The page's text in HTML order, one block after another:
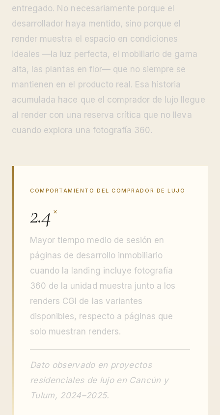
entregado. No necesariamente porque el
desarrollador haya mentido, sino porque el
render muestra el espacio en condiciones
ideales —la luz perfecta, el mobiliario de gama
alta, las plantas en flor— que no siempre se
mantienen en el producto real. Esa historia
acumulada hace que el comprador de lujo llegue
al render con una reserva crítica que no lleva
cuando explora una fotografía 360.
COMPORTAMIENTO DEL COMPRADOR DE LUJO
2.4 ×
Mayor tiempo medio de sesión en
páginas de desarrollo inmobiliario
cuando la landing incluye fotografía
360 de la unidad muestra junto a los
renders CGI de las variantes
disponibles, respecto a páginas que
solo muestran renders.
Dato observado en proyectos
residenciales de lujo en Cancún y
Tulum, 2024–2025.